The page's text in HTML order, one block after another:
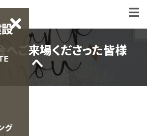
グ
へご来場くださった皆様
へ